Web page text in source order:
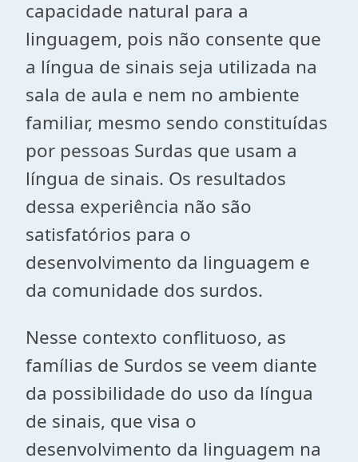
capacidade natural para a
linguagem, pois não consente que
a língua de sinais seja utilizada na
sala de aula e nem no ambiente
familiar, mesmo sendo constituídas
por pessoas Surdas que usam a
língua de sinais. Os resultados
dessa experiência não são
satisfatórios para o
desenvolvimento da linguagem e
da comunidade dos surdos.
Nesse contexto conflituoso, as
famílias de Surdos se veem diante
da possibilidade do uso da língua
de sinais, que visa o
desenvolvimento da linguagem na